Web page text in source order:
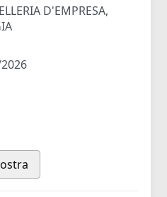
D'EMPRESA,